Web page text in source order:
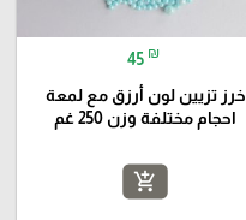
45 ₪
خرز تزيين لون أرزق مع لمعة
احجام مختلفة وزن 250 غم
add_shopping_cart